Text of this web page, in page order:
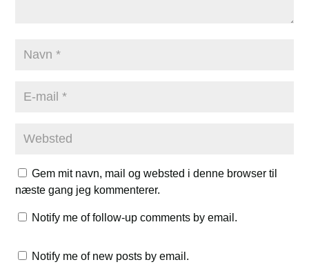
Gem mit navn, mail og websted i denne browser til
næste gang jeg kommenterer.
Notify me of follow-up comments by email.
Notify me of new posts by email.